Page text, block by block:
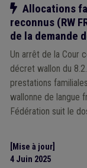
Notre action
Allocations
reconnus (RW
de la demande
Un arrêt de la Cour
décret wallon du
prestations
wallonne de langue
Fédération suit le
[Mise à jour]
4 Juin 2025